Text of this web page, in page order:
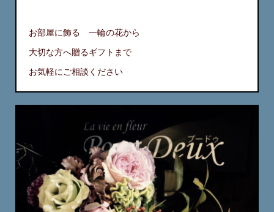
お部屋に飾る 一輪の花から
大切な方へ贈るギフトまで
お気軽にご相談ください